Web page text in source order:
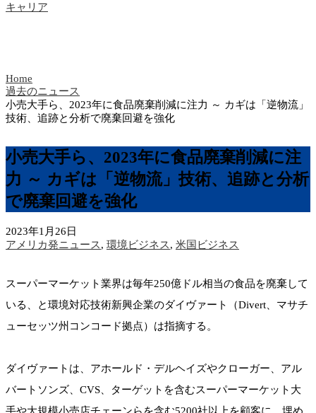
キャリア
Home
過去のニュース
小売大手ら、2023年に食品廃棄削減に注力 ～ カギは「逆物流」
技術、追跡と分析で廃棄回避を強化
小売大手ら、2023年に食品廃棄削減に注
力 ～ カギは「逆物流」技術、追跡と分析
で廃棄回避を強化
2023年1月26日
アメリカ発ニュース, 環境ビジネス, 米国ビジネス
スーパーマーケット業界は毎年250億ドル相当の食品を廃棄して
いる、と環境対応技術新興企業のダイヴァート（Divert、マサチ
ューセッツ州コンコード拠点）は指摘する。
ダイヴァートは、アホールド・デルヘイズやクローガー、アル
バートソンズ、CVS、ターゲットを含むスーパーマーケット大